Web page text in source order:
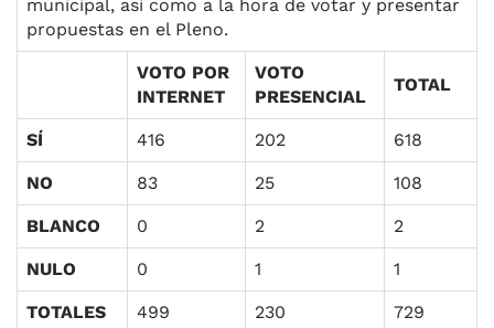
municipal, así como a la hora de votar y presentar
propuestas en el Pleno.
VOTO POR
INTERNET
VOTO
PRESENCIAL
TOTAL
SÍ 416 202 618
NO 83 25 108
BLANCO 0 2 2
NULO 0 1 1
TOTALES 499 230 729